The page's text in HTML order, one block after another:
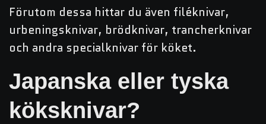
Förutom dessa hittar du även filéknivar,
urbeningsknivar, brödknivar, trancherknivar
och andra specialknivar för köket.
Japanska eller tyska
köksknivar?